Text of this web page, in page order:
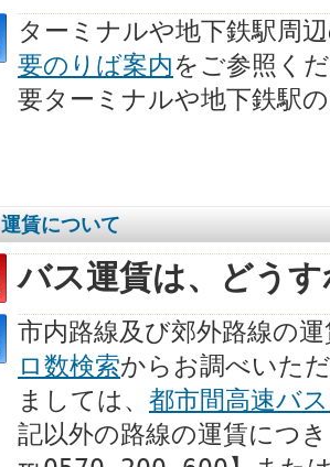
ターミナルや地下鉄駅周
要のりば案内をご参照く
要ターミナルや地下鉄駅
運賃について
バス運賃は、どう
市内路線及び郊外路線の
ロ数検索からお調べいた
ましては、 都市間高速バ
記以外の路線の運賃につ